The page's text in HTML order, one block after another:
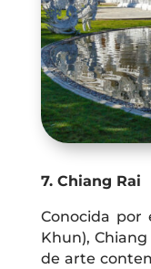
7. Chiang Rai
Conocida por
Khun),
de arte